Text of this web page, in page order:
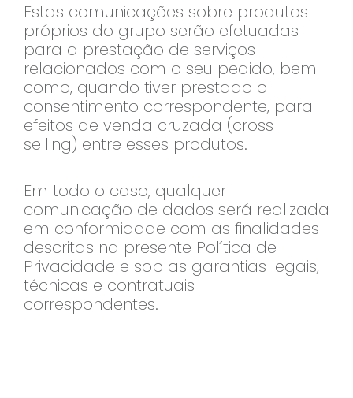
Estas comunicações sobre produtos
próprios do grupo serão efetuadas
para a prestação de serviços
relacionados com o seu pedido, bem
como, quando tiver prestado o
consentimento correspondente, para
efeitos de venda cruzada (cross-
selling) entre esses produtos.
Em todo o caso, qualquer
comunicação de dados será realizada
em conformidade com as finalidades
descritas na presente Política de
Privacidade e sob as garantias legais,
técnicas e contratuais
correspondentes.